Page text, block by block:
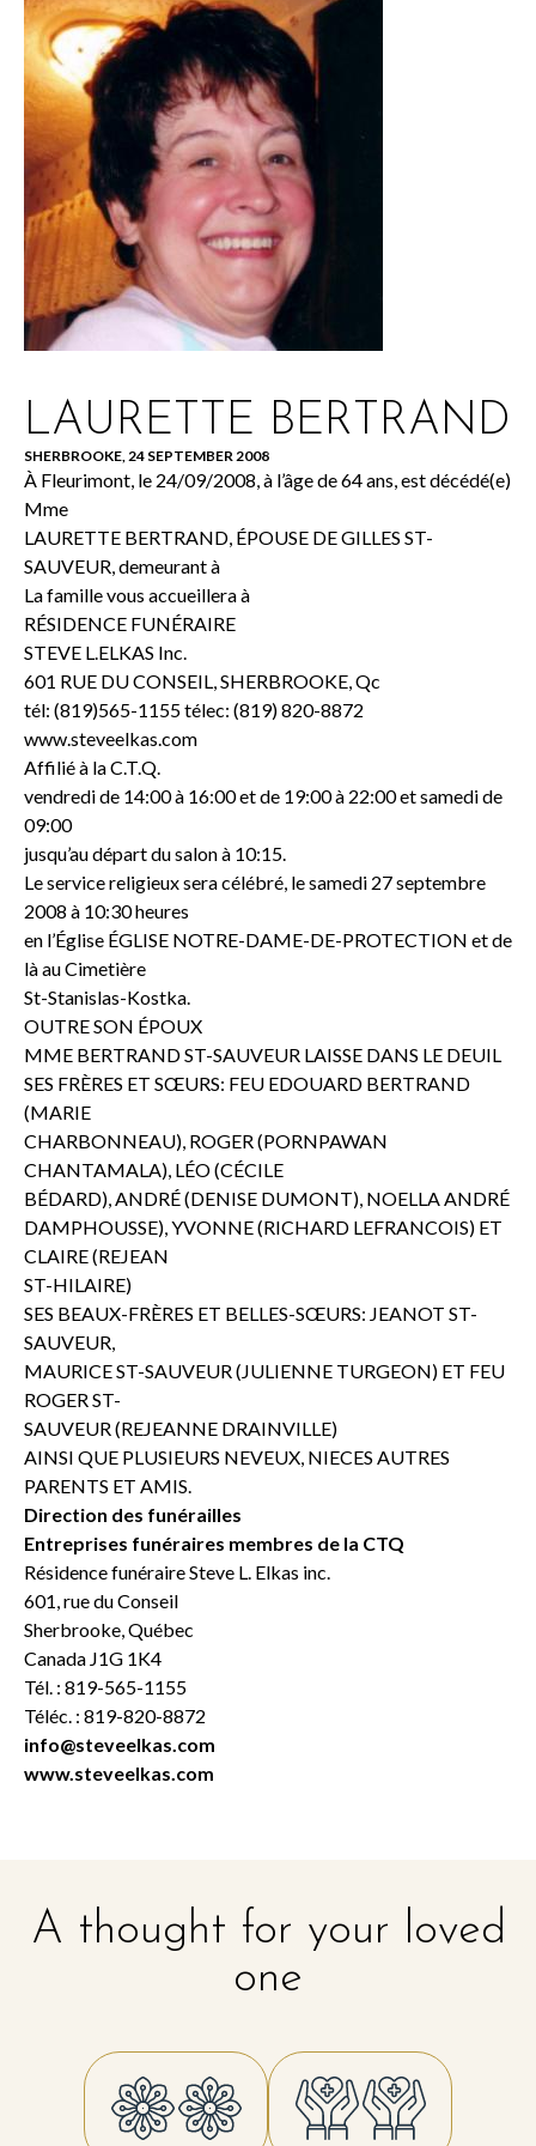
LAURETTE BERTRAND
SHERBROOKE, 24 SEPTEMBER 2008
À Fleurimont, le 24/09/2008, à l’âge de 64 ans, est décédé(e)
Mme
LAURETTE BERTRAND, ÉPOUSE DE GILLES ST-
SAUVEUR, demeurant à
La famille vous accueillera à
RÉSIDENCE FUNÉRAIRE
STEVE L.ELKAS Inc.
601 RUE DU CONSEIL, SHERBROOKE, Qc
tél: (819)565-1155 télec: (819) 820-8872
www.steveelkas.com
Affilié à la C.T.Q.
vendredi de 14:00 à 16:00 et de 19:00 à 22:00 et samedi de
09:00
jusqu’au départ du salon à 10:15.
Le service religieux sera célébré, le samedi 27 septembre
2008 à 10:30 heures
en l’Église ÉGLISE NOTRE-DAME-DE-PROTECTION et de
là au Cimetière
St-Stanislas-Kostka.
OUTRE SON ÉPOUX
MME BERTRAND ST-SAUVEUR LAISSE DANS LE DEUIL
SES FRÈRES ET SŒURS: FEU EDOUARD BERTRAND
(MARIE
CHARBONNEAU), ROGER (PORNPAWAN
CHANTAMALA), LÉO (CÉCILE
BÉDARD), ANDRÉ (DENISE DUMONT), NOELLA ANDRÉ
DAMPHOUSSE), YVONNE (RICHARD LEFRANCOIS) ET
CLAIRE (REJEAN
ST-HILAIRE)
SES BEAUX-FRÈRES ET BELLES-SŒURS: JEANOT ST-
SAUVEUR,
MAURICE ST-SAUVEUR (JULIENNE TURGEON) ET FEU
ROGER ST-
SAUVEUR (REJEANNE DRAINVILLE)
AINSI QUE PLUSIEURS NEVEUX, NIECES AUTRES
PARENTS ET AMIS.
Direction des funérailles
Entreprises funéraires membres de la CTQ
Résidence funéraire Steve L. Elkas inc.
601, rue du Conseil
Sherbrooke, Québec
Canada J1G 1K4
Tél. : 819-565-1155
Téléc. : 819-820-8872
info@steveelkas.com
www.steveelkas.com
A thought for your loved
one